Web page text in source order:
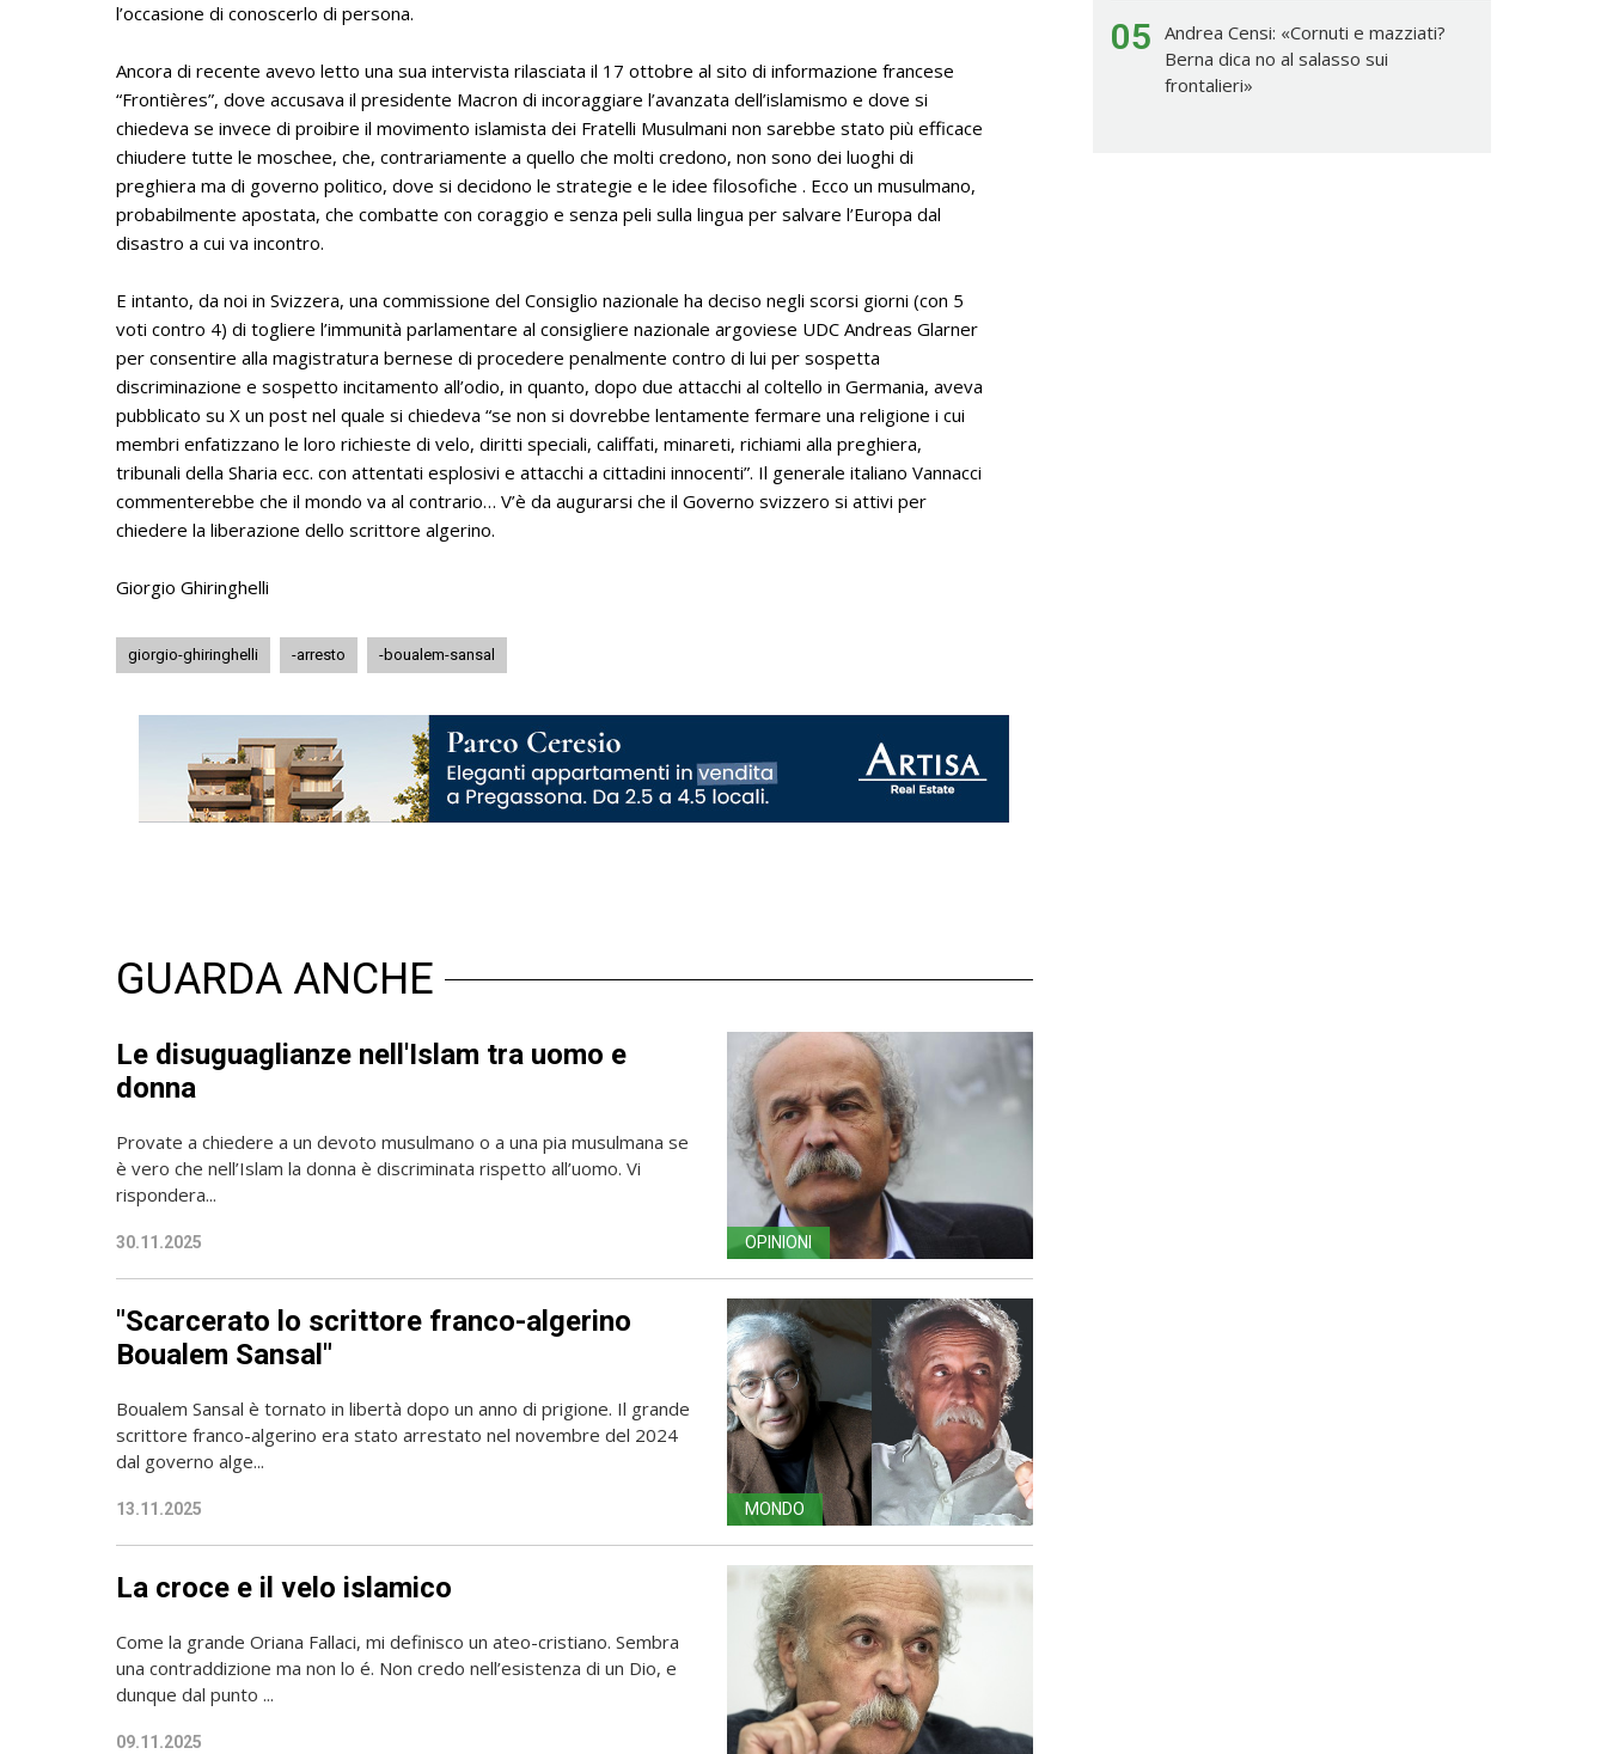
l’occasione di conoscerlo di persona.
Ancora di recente avevo letto una sua intervista rilasciata il 17 ottobre al sito di informazione francese
“Frontières”, dove accusava il presidente Macron di incoraggiare l’avanzata dell’islamismo e dove si
chiedeva se invece di proibire il movimento islamista dei Fratelli Musulmani non sarebbe stato più efficace
chiudere tutte le moschee, che, contrariamente a quello che molti credono, non sono dei luoghi di
preghiera ma di governo politico, dove si decidono le strategie e le idee filosofiche . Ecco un musulmano,
probabilmente apostata, che combatte con coraggio e senza peli sulla lingua per salvare l’Europa dal
disastro a cui va incontro.
E intanto, da noi in Svizzera, una commissione del Consiglio nazionale ha deciso negli scorsi giorni (con 5
voti contro 4) di togliere l’immunità parlamentare al consigliere nazionale argoviese UDC Andreas Glarner
per consentire alla magistratura bernese di procedere penalmente contro di lui per sospetta
discriminazione e sospetto incitamento all’odio, in quanto, dopo due attacchi al coltello in Germania, aveva
pubblicato su X un post nel quale si chiedeva “se non si dovrebbe lentamente fermare una religione i cui
membri enfatizzano le loro richieste di velo, diritti speciali, califfati, minareti, richiami alla preghiera,
tribunali della Sharia ecc. con attentati esplosivi e attacchi a cittadini innocenti”. Il generale italiano Vannacci
commenterebbe che il mondo va al contrario… V’è da augurarsi che il Governo svizzero si attivi per
chiedere la liberazione dello scrittore algerino.
Giorgio Ghiringhelli
giorgio-ghiringhelli -arresto -boualem-sansal
GUARDA ANCHE
Le disuguaglianze nell'Islam tra uomo e
donna
Provate a chiedere a un devoto musulmano o a una pia musulmana se
è vero che nell’Islam la donna è discriminata rispetto all’uomo. Vi
rispondera...
30.11.2025 OPINIONI
"Scarcerato lo scrittore franco-algerino
Boualem Sansal"
Boualem Sansal è tornato in libertà dopo un anno di prigione. Il grande
scrittore franco-algerino era stato arrestato nel novembre del 2024
dal governo alge...
13.11.2025 MONDO
La croce e il velo islamico
Come la grande Oriana Fallaci, mi definisco un ateo-cristiano. Sembra
una contraddizione ma non lo é. Non credo nell’esistenza di un Dio, e
dunque dal punto ...
09.11.2025
05 Andrea Censi: «Cornuti e mazziati?
Berna dica no al salasso sui
frontalieri»